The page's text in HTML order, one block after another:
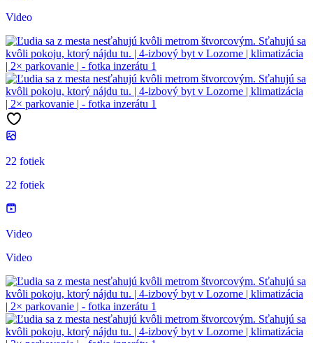
Video
22 fotiek
22 fotiek
Video
Video